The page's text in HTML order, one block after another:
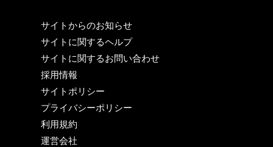
サイトからのお知らせ
サイトに関するヘルプ
サイトに関するお問い合わせ
採用情報
サイトポリシー
プライバシーポリシー
利用規約
運営会社